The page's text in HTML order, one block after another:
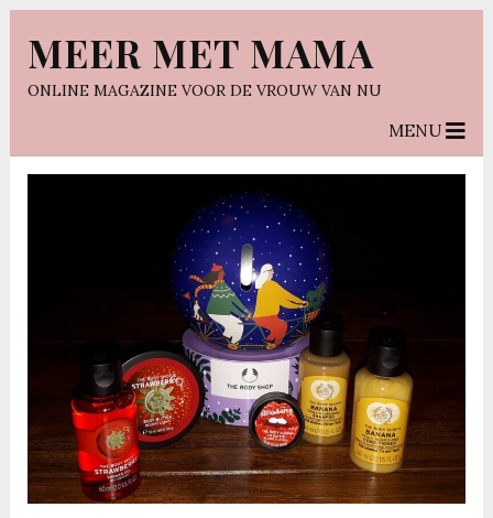
MEER MET MAMA
ONLINE MAGAZINE VOOR DE VROUW VAN NU
MENU